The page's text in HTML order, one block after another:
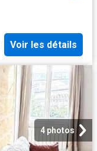
Voir les détails
4 photos